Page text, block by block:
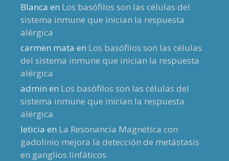
Blanca en Los basófilos son las células del
sistema inmune que inician la respuesta
alérgica
carmen mata en Los basófilos son las células
del sistema inmune que inician la respuesta
alérgica
admin en Los basófilos son las células del
sistema inmune que inician la respuesta
alérgica
leticia en La Resonancia Magnética con
gadolinio mejora la detección de metástasis
en ganglios linfáticos